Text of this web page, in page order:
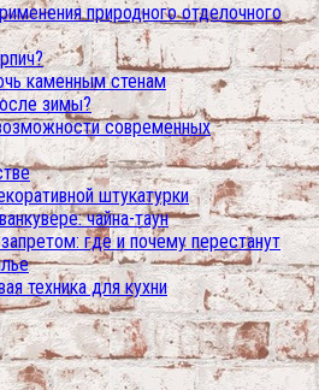
природного отделочного
каменным стенам
зимы?
современных
штукатурки
чайна-таун
где и почему перестанут
техника для кухни